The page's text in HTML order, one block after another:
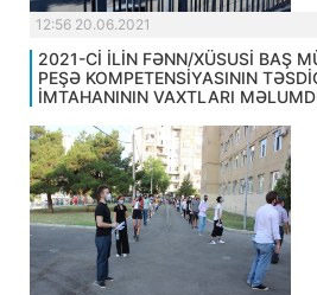
12:56 20.06.2021
2021-Cİ İLİN FƏNN/XÜSUSİ BAŞ
PEŞƏ KOMPETENSİYASININ
İMTAHANININ VAXTLARI